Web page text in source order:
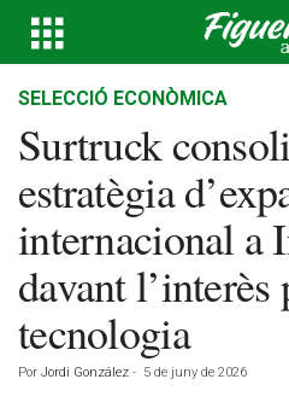
SELECCIÓ ECONÒMICA
Surtruck
estratègia
internacional a
davant l’interès
tecnologia
Por Jordi González - 5 de juny de 2026